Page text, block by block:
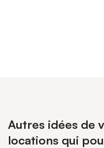
Autres idées de
locations qui